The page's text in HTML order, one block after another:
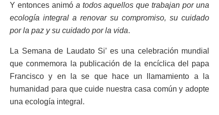
Y entonces animó a todos aquellos que trabajan por una
ecología integral a renovar su compromiso, su cuidado
por la paz y su cuidado por la vida.
La Semana de Laudato Si’ es una celebración mundial
que conmemora la publicación de la encíclica del papa
Francisco y en la se que hace un llamamiento a la
humanidad para que cuide nuestra casa común y adopte
una ecología integral.